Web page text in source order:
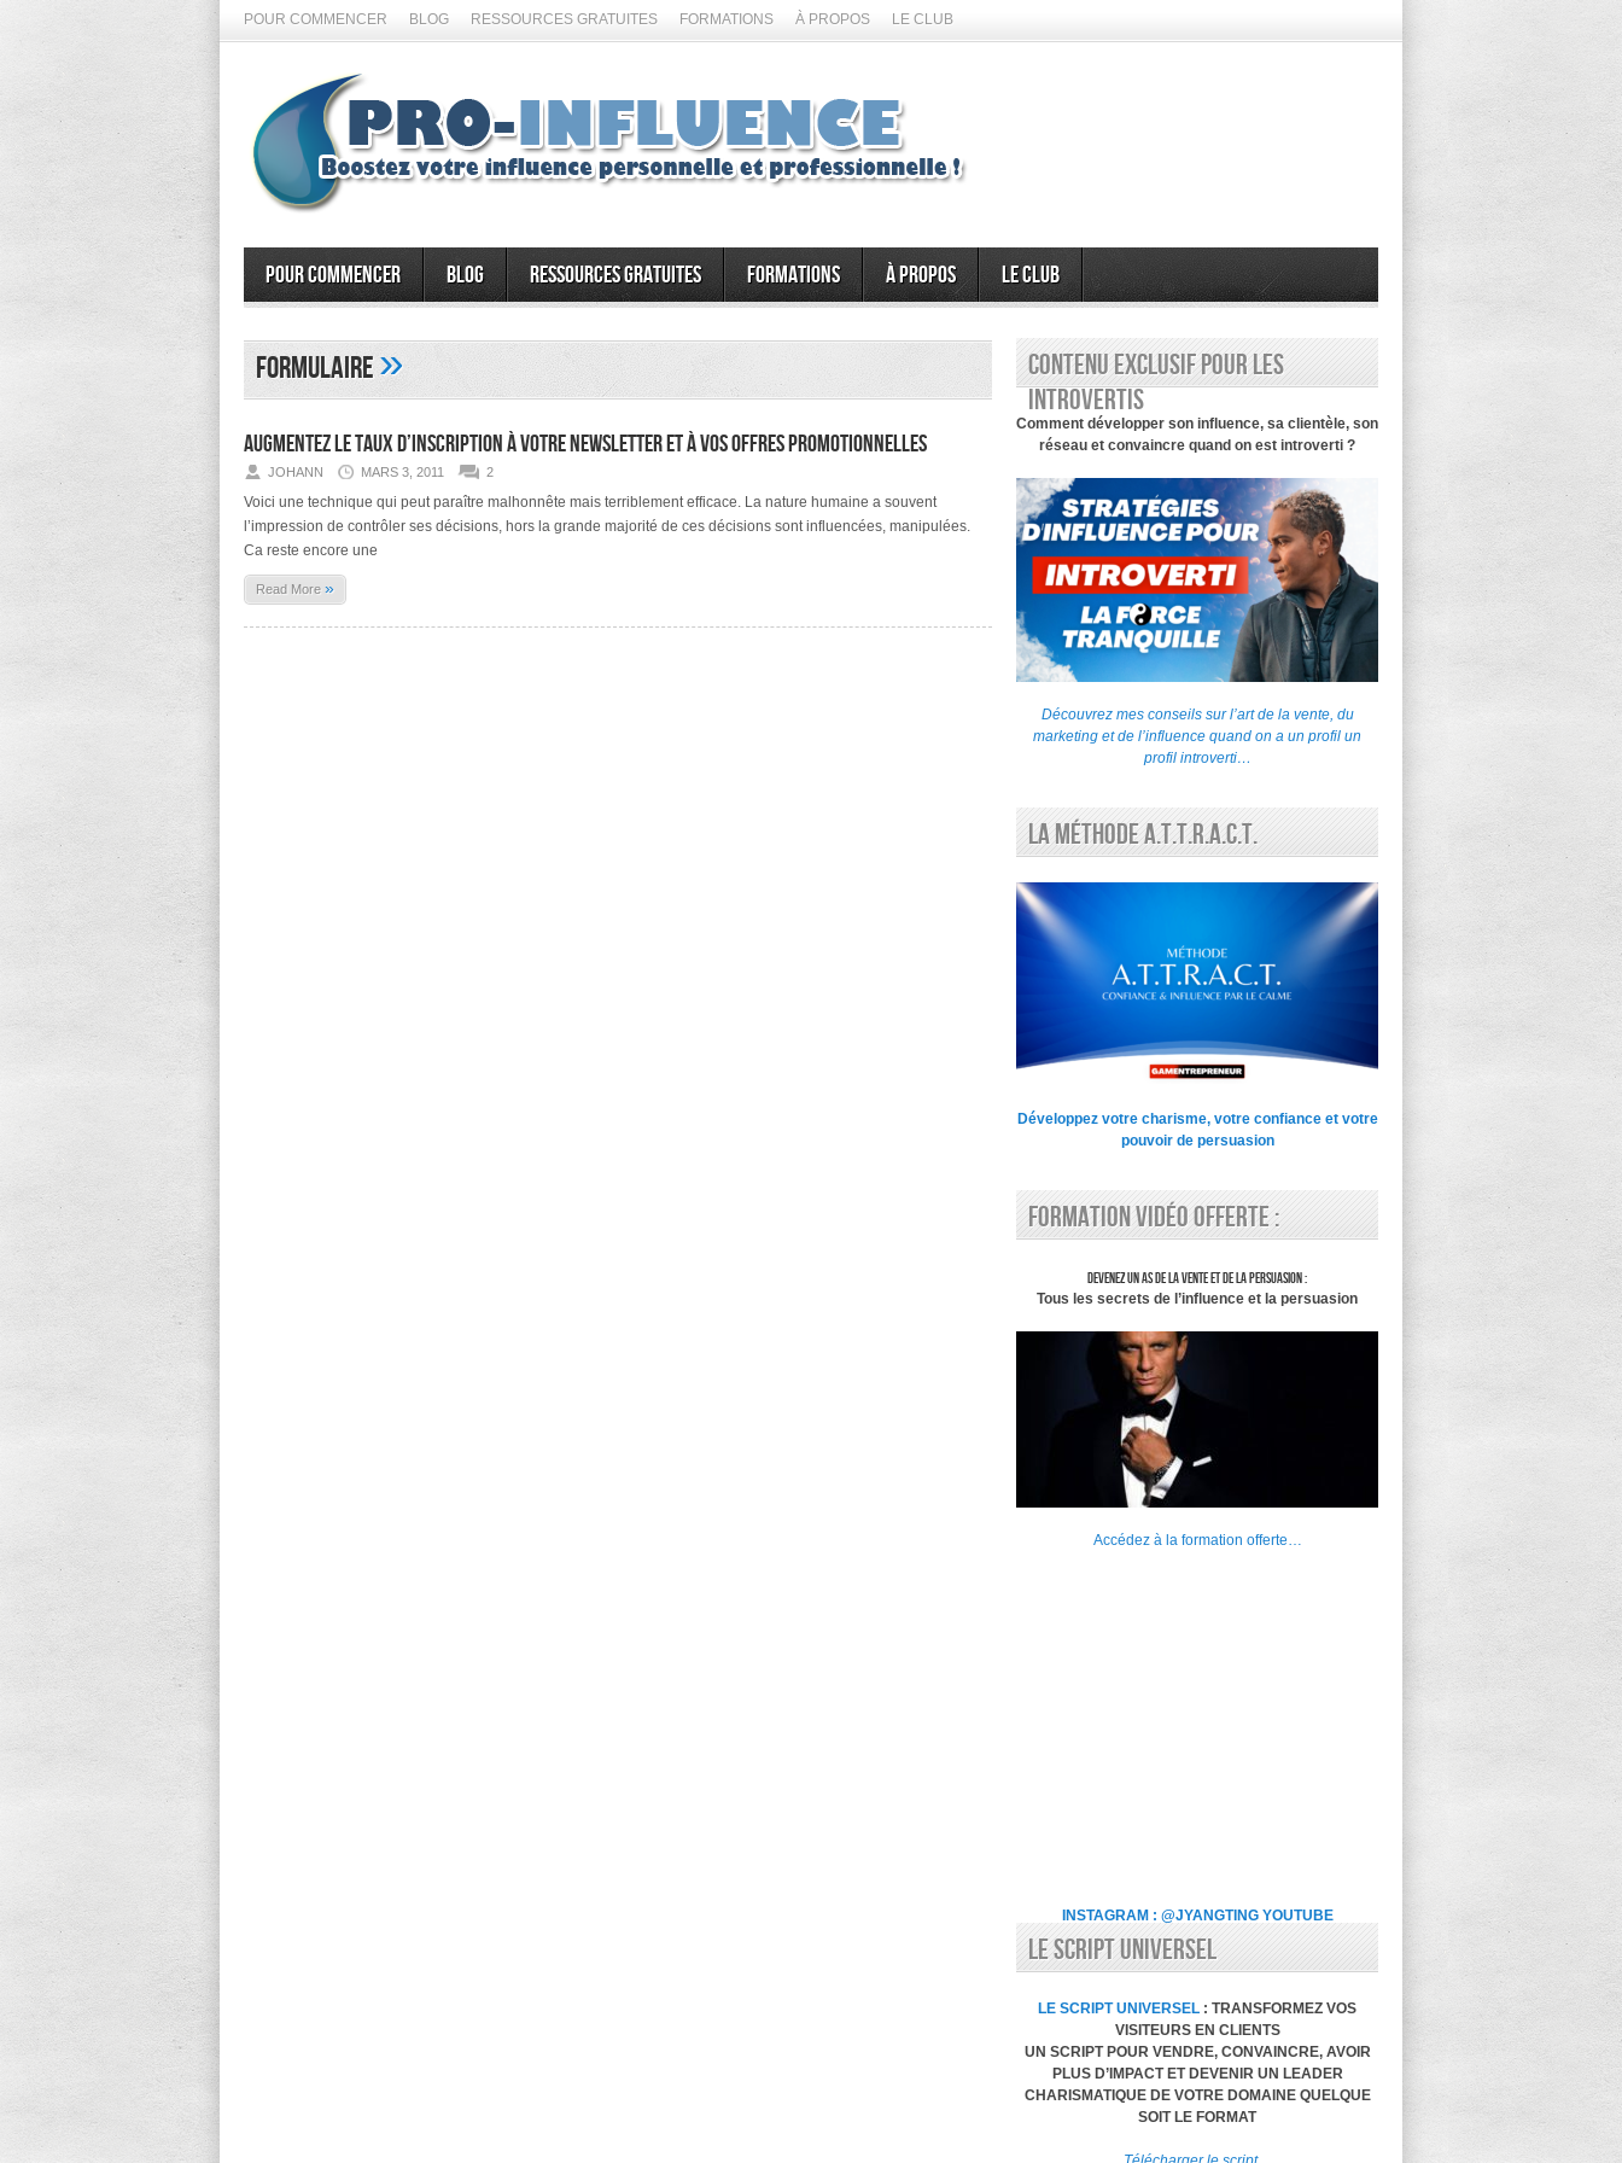
POUR COMMENCER BLOG RESSOURCES GRATUITES FORMATIONS À PROPOS LE CLUB
Pour commencer Blog Ressources gratuites Formations À propos Le Club
formulaire»
Augmentez le taux d’inscription à votre newsletter et à vos offres promotionnelles
JOHANN MARS 3, 2011 2
Voici une technique qui peut paraître malhonnête mais terriblement efficace. La nature humaine a souvent
l’impression de contrôler ses décisions, hors la grande majorité de ces décisions sont influencées, manipulées.
Ca reste encore une
Read More »
Contenu exclusif pour les
introvertis
Comment développer son influence, sa clientèle, son
réseau et convaincre quand on est introverti ?
Découvrez mes conseils sur l’art de la vente, du
marketing et de l’influence quand on a un profil un
profil introverti…
La Méthode A.T.T.R.A.C.T.
Développez votre charisme, votre confiance et votre
pouvoir de persuasion
Formation vidéo offerte :
Devenez un as de la vente et de la persuasion :
Tous les secrets de l’influence et la persuasion
Accédez à la formation offerte…
INSTAGRAM : @JYANGTING YOUTUBE
LE SCRIPT UNIVERSEL
LE SCRIPT UNIVERSEL : TRANSFORMEZ VOS
VISITEURS EN CLIENTS
UN SCRIPT POUR VENDRE, CONVAINCRE, AVOIR
PLUS D’IMPACT ET DEVENIR UN LEADER
CHARISMATIQUE DE VOTRE DOMAINE QUELQUE
SOIT LE FORMAT